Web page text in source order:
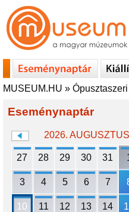
MUSEUM.HU »
Eseménynaptár
2026. AUGUSZTUS
27 28 29 30 31
3 4 5 6 7
10 11 12 13 14